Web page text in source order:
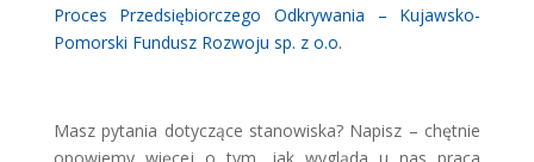
Proces Przedsiębiorczego Odkrywania – Kujawsko-
Pomorski Fundusz Rozwoju sp. z o.o.
Masz pytania dotyczące stanowiska? Napisz – chętnie